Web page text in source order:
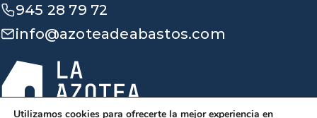
945 28 79 72
info@azoteadeabastos.com
Utilizamos cookies para ofrecerte la mejor experiencia en